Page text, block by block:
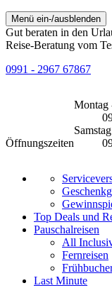
Menü ein-/ausblenden
Gut beraten in den
Reise-Beratung vom
0991 - 2967 67867
Öffnungszeiten
Montag
Top Deals und
Pauschalreisen
All
Fernreisen
Last Minute